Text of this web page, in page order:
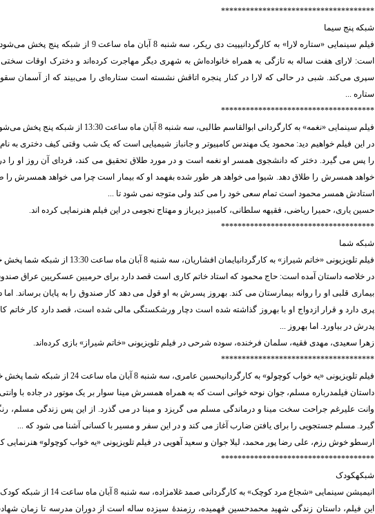
*************************************
شبکه پنج سیما
فیلم سینمایی «ستاره لارا» به کارگردانیپیت دی ریکر، سه شنبه
است: لارای هفت ساله به تازگی به همراه خانواده‌اش به شهری دیگر مهاجرت کرده‌اند و دخترک اوقات
سپری می‌کند. شبی در حالی که لارا در کنار پنجره اتاقش نشسته است ستاره‌ای را می‌بیند که از آسمان
ستاره ...
*************************************
فیلم سینمایی «نغمه» به کارگردانی ابوالقاسم طالبی، سه شنبه 8 آبان ماه ساعت 13:30 از شبکه پنج پخش می‌شود.
در این فیلم خواهیم دید: محمود یک مهندس کامپیوتر و جانباز شیمیایی است که یک شب وقتی کیف دختری به
را پس می گیرد. دختر که دانشجوی همسر او نغمه است و در مورد طلاق تحقیق می کند، فردای آن روز او را
خواهد همسرش را طلاق دهد. شیوا می خواهد هر طور شده بفهمد او که بیمار است چرا می خواهد همسرش را
استادش همسر محمود است تمام سعی خود را می کند ولی متوجه نمی شود تا ...
حسین یاری، حمیرا ریاضی، فقیهه سلطانی، کامبیز دیرباز و مهتاج نجومی در این فیلم هنرنمایی کرده اند.
*************************************
شبکه شما
فیلم تلویزیونی «خاتم شیراز» به کارگردانیایمان افشاریان، سه شنبه 8 آبان ماه ساعت 13:30 از شبکه شما پخش خواهد شد.
در خلاصه داستان آمده است: حاج محمود که استاد خاتم کاری است قصد دارد برای حرمیین عسکریین عراق
بیماری قلبی او را روانه بیمارستان می کند. بهروز پسرش به او قول می دهد کار صندوق را به پایان برساند. اما
پری دارد و قرار ازدواج او با بهروز گذاشته شده است دچار ورشکستگی مالی شده است، قصد دارد کار خاتم
پدرش در بیاورد. اما بهروز ...
زهرا سعیدی، مهدی فقیه، سلمان فرخنده، سوده شرحی در فیلم تلویزیونی «خاتم شیراز» بازی کرده‌اند.
*************************************
فیلم تلویزیونی «یه خواب کوچولو» به کارگردانیحسین عامری، سه شنبه 8 آبان ماه ساعت 24 از شبکه شما پخش خواهد شد.
داستان فیلمدرباره مسلم، جوان نوحه خوانی است که به همراه همسرش مینا سوار بر یک موتور در جاده با
وانت علیرغم جراحت سخت مینا و درماندگی مسلم می گریزد و مینا در می گذرد. از این پس زندگی مسلم،
گیرد. مسلم جستجویی را برای یافتن ضارب آغاز می کند و در این سفر و مسیر با کسانی آشنا می شود که ...
ارسطو خوش رزم، علی رضا پور محمد، لیلا جوان و سعید آهویی در فیلم تلویزیونی «یه خواب کوچولو» هنرنمایی
*************************************
شبکهکودک
انیمیشن سینمایی «شجاع مرد کوچک» به کارگردانی صمد غلامزاده، سه شنبه 8 آبان ماه ساعت 14 از شبکه کودک پخش خواهد شد.
این فیلم، داستان زندگی شهید محمدحسین فهمیده، رزمندۀ سیزده ‌ساله است از دوران مدرسه تا زمان